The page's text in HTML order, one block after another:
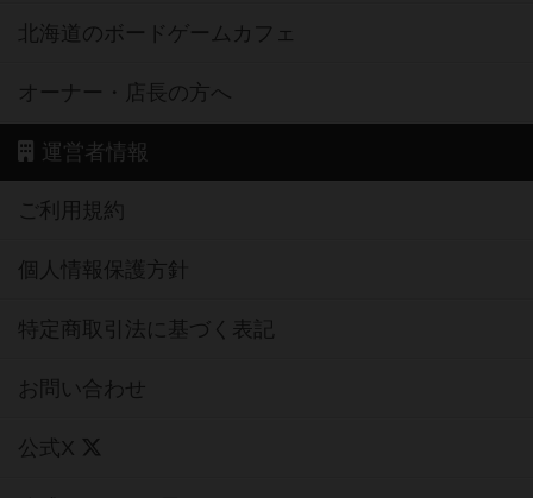
北海道のボードゲームカフェ
オーナー・店長の方へ
運営者情報
ご利用規約
個人情報保護方針
特定商取引法に基づく表記
お問い合わせ
公式X